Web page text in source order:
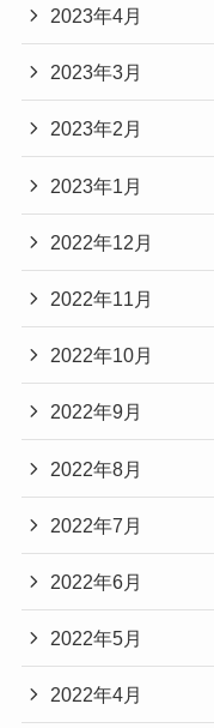
2023年4月
2023年3月
2023年2月
2023年1月
2022年12月
2022年11月
2022年10月
2022年9月
2022年8月
2022年7月
2022年6月
2022年5月
2022年4月